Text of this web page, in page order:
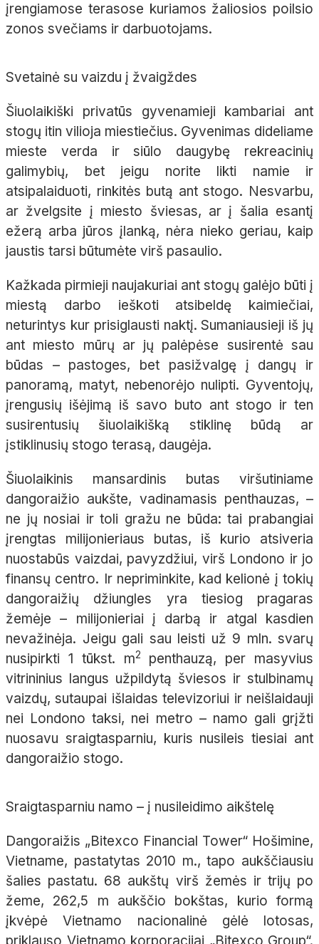
įrengiamose terasose kuriamos žaliosios poilsio
zonos svečiams ir darbuotojams.
Svetainė su vaizdu į žvaigždes
Šiuolaikiški privatūs gyvenamieji kambariai ant
stogų itin vilioja miestiečius. Gyvenimas dideliame
mieste verda ir siūlo daugybę rekreacinių
galimybių, bet jeigu norite likti namie ir
atsipalaiduoti, rinkitės butą ant stogo. Nesvarbu,
ar žvelgsite į miesto šviesas, ar į šalia esantį
ežerą arba jūros įlanką, nėra nieko geriau, kaip
jaustis tarsi būtumėte virš pasaulio.
Kažkada pirmieji naujakuriai ant stogų galėjo būti į
miestą darbo ieškoti atsibeldę kaimiečiai,
neturintys kur prisiglausti naktį. Sumaniausieji iš jų
ant miesto mūrų ar jų palėpėse susirentė sau
būdas – pastoges, bet pasižvalgę į dangų ir
panoramą, matyt, nebenorėjo nulipti. Gyventojų,
įrengusių išėjimą iš savo buto ant stogo ir ten
susirentusių šiuolaikišką stiklinę būdą ar
įstiklinusių stogo terasą, daugėja.
Šiuolaikinis mansardinis butas viršutiniame
dangoraižio aukšte, vadinamasis penthauzas, –
ne jų nosiai ir toli gražu ne būda: tai prabangiai
įrengtas milijonieriaus butas, iš kurio atsiveria
nuostabūs vaizdai, pavyzdžiui, virš Londono ir jo
finansų centro. Ir nepriminkite, kad kelionė į tokių
dangoraižių džiungles yra tiesiog pragaras
žemėje – milijonieriai į darbą ir atgal kasdien
nevažinėja. Jeigu gali sau leisti už 9 mln. svarų
nusipirkti 1 tūkst. m2 penthauzą, per masyvius
vitrininius langus užpildytą šviesos ir stulbinamų
vaizdų, sutaupai išlaidas televizoriui ir neišlaidauji
nei Londono taksi, nei metro – namo gali grįžti
nuosavu sraigtasparniu, kuris nusileis tiesiai ant
dangoraižio stogo.
Sraigtasparniu namo – į nusileidimo aikštelę
Dangoraižis „Bitexco Financial Tower“ Hošimine,
Vietname, pastatytas 2010 m., tapo aukščiausiu
šalies pastatu. 68 aukštų virš žemės ir trijų po
žeme, 262,5 m aukščio bokštas, kurio formą
įkvėpė Vietnamo nacionalinė gėlė lotosas,